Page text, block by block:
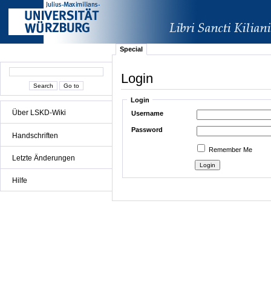
Über LSKD-Wiki
Handschriften
Letzte Änderungen
Hilfe
Special
Login
Login
Username
Password
Remember Me